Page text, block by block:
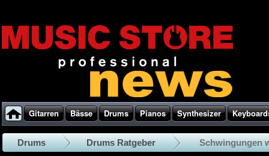
Gitarren Bässe Drums Pianos Synthesizer
Drums Drums Ratgeber Schwingungen